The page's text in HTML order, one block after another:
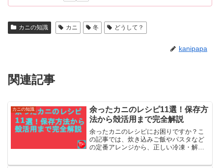
カニの知識 カニ 冬 どうして？
kanipapa
関連記事
カニの知識
余ったカニのレシピ11選！保存方
法から殻活用まで完全解説
余ったカニのレシピにお困りですか？こ
の記事では、炊き込みご飯やパスタなど
の定番アレンジから、正しい冷凍・解凍